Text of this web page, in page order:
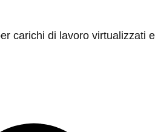
carichi di lavoro virtualizzati e